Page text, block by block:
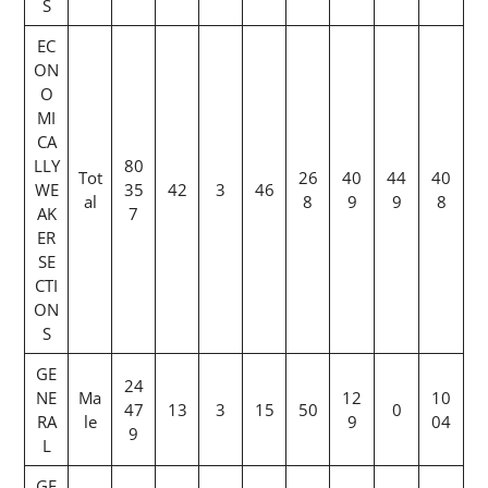
S
EC
ON
O
MI
CA
LLY
WE
AK
ER
SE
CTI
ON
S
Tot
al
80
35
7
42 3 46
26
8
40
9
44
9
40
8
GE
NE
RA
L
Ma
le
24
47
9
13 3 15 50
12
9
0
10
04